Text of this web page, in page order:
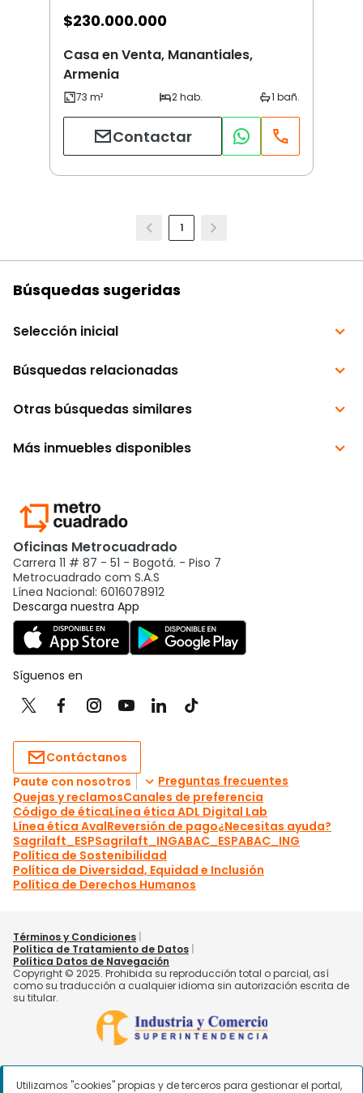
$230.000.000
Casa en Venta, Manantiales,
Armenia
Contactar
1
Utilizamos "cookies" propias y de terceros para gestionar el portal,